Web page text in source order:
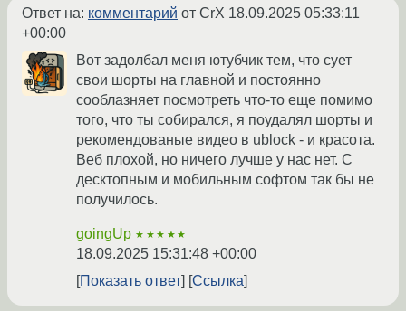
Ответ на: комментарий от CrX 18.09.2025 05:33:11
+00:00
Вот задолбал меня ютубчик тем, что сует
свои шорты на главной и постоянно
сооблазняет посмотреть что-то еще помимо
того, что ты собирался, я поудалял шорты и
рекомендованые видео в ublock - и красота.
Веб плохой, но ничего лучше у нас нет. С
десктопным и мобильным софтом так бы не
получилось.
goingUp ★★★★★
18.09.2025 15:31:48 +00:00
Показать ответ
Ссылка